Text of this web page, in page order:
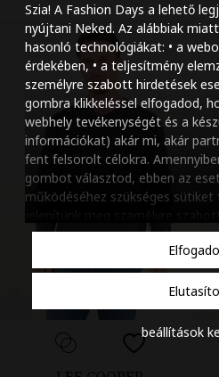
Szia! A Fashion Days a lehető
nyújtani Neked. Az alábbiak
hasonló technológiákat: • a
érdekében, • a teljesítmény
személyre szabott hirdetések
gombra klikkeléssel elfogadod,
webhely tevékenységét és a
információkat) akár mi, akár
fent felsorolt célokra.
gombot választod, ebben az
működéséhez szükséges
beállításaidat bármikor
kezelése"" gombra kattintva.
szabályzatunkról.
beállítások